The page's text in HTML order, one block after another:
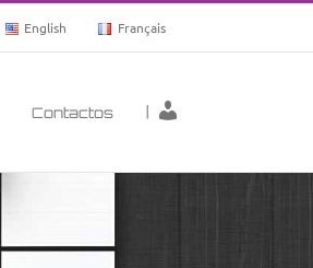
English Français
Contactos